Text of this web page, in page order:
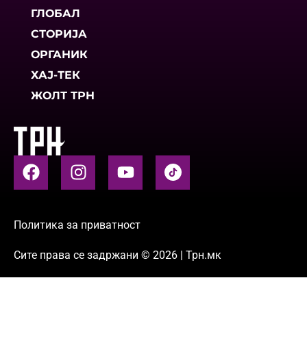
ГЛОБАЛ
СТОРИЈА
ОРГАНИК
ХАЈ-ТЕК
ЖОЛТ ТРН
Политика за приватност
Сите права се задржани © 2026 | Трн.мк